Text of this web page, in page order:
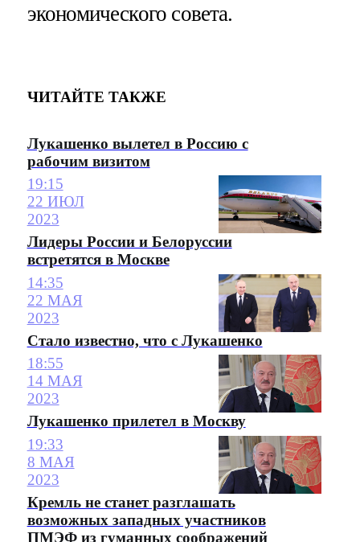
экономического совета.
ЧИТАЙТЕ ТАКЖЕ
Лукашенко вылетел в Россию с
рабочим визитом
19:15
22 ИЮЛ
2023
Лидеры России и Белоруссии
встретятся в Москве
14:35
22 МАЯ
2023
Стало известно, что с Лукашенко
18:55
14 МАЯ
2023
Лукашенко прилетел в Москву
19:33
8 МАЯ
2023
Кремль не станет разглашать
возможных западных участников
ПМЭФ из гуманных соображений